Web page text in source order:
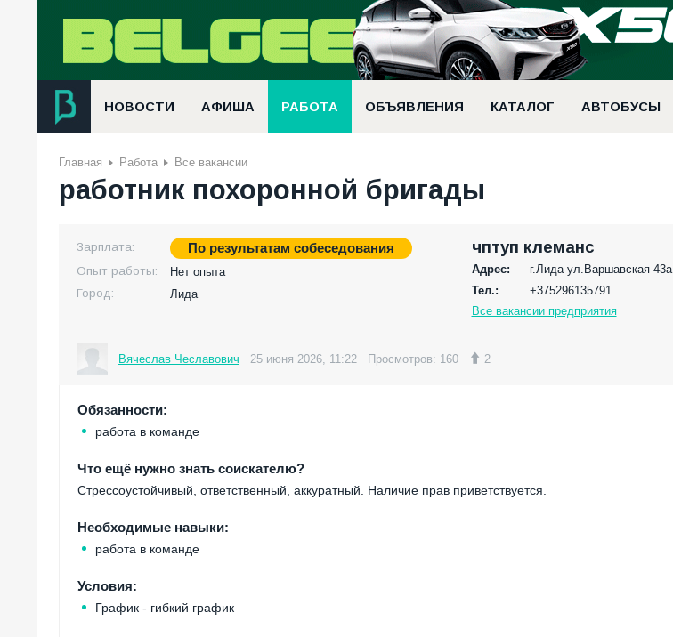
НОВОСТИ АФИША РАБОТА ОБЪЯВЛЕНИЯ КАТАЛОГ АВТОБУСЫ
Главная Работа Все вакансии
работник похоронной бригады
Зарплата: По результатам собеседования
Опыт работы:
Нет опыта
Город:
Лида
чптуп клеманс
Адрес:
г.Лида ул.Варшавская 43а
Тел.:
+375296135791
Все вакансии предприятия
Вячеслав Чеславович 25 июня 2026, 11:22 Просмотров: 160 2
Обязанности:
работа в команде
Что ещё нужно знать соискателю?
Стрессоустойчивый, ответственный, аккуратный. Наличие прав приветствуется.
Необходимые навыки:
работа в команде
Условия:
График - гибкий график